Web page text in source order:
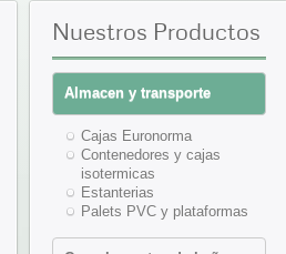
Nuestros Productos
Almacen y transporte
Cajas Euronorma
Contenedores y cajas
isotermicas
Estanterias
Palets PVC y plataformas